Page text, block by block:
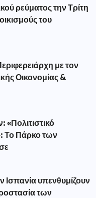
ρεύματος την Τρίτη
του
με τον
Οικονομίας &
Το Πάρκο των
Ισπανία υπενθυμίζουν
των